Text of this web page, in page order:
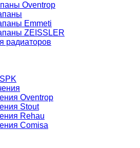
Oventrop
Emmeti
ZEISSLER
радиаторов
Oventrop
Stout
Rehau
Comisa